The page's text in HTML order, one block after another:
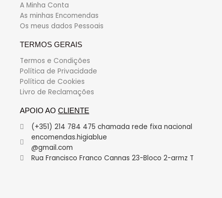
A Minha Conta
As minhas Encomendas
Os meus dados Pessoais
TERMOS GERAIS
Termos e Condições
Política de Privacidade
Política de Cookies
Livro de Reclamações
APOIO AO CLIENTE
(+351) 214 784 475 chamada rede fixa nacional
encomendas.higiablue
@gmail.com
Rua Francisco Franco Cannas 23-Bloco 2-armz T